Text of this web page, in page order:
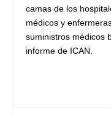
camas de los
médicos y
suministros médicos
informe de ICAN.